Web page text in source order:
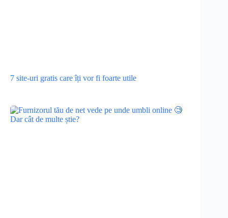
7 site-uri gratis care îți vor fi foarte utile